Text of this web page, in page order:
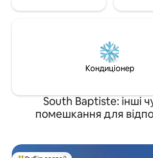
Кондиціонер
South Baptiste: інші
помешкання для